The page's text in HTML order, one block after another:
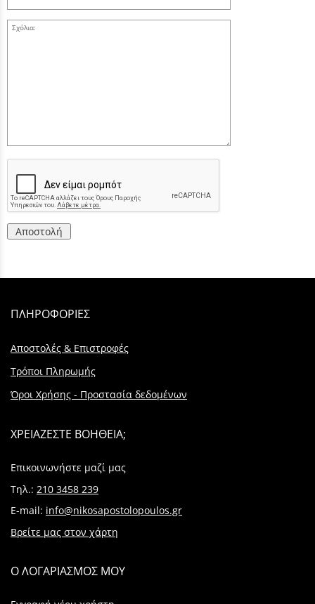
Σχόλια:
Αποστολή
ΠΛΗΡΟΦΟΡΙΕΣ
Αποστολές & Επιστροφές
Τρόποι Πληρωμής
Όροι Χρήσης - Προστασία δεδομένων
ΧΡΕΙΑΖΕΣΤΕ ΒΟΗΘΕΙΑ;
Επικοινωνήστε μαζί μας
Τηλ.: 210 3458 239
E-mail: info@nikosapostolopoulos.gr
Βρείτε μας στον χάρτη
Ο ΛΟΓΑΡΙΑΣΜΟΣ ΜΟΥ